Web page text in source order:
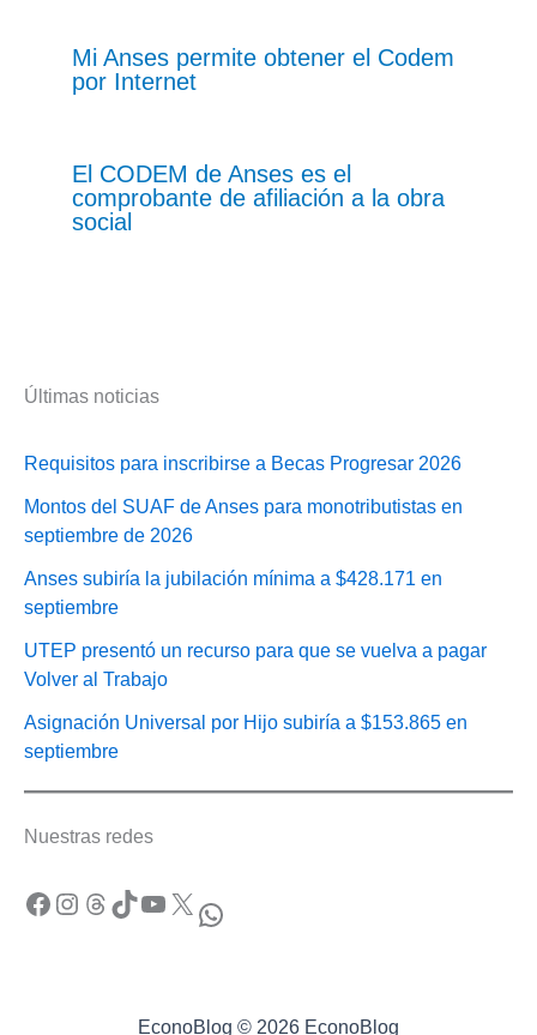
Mi Anses permite obtener el Codem
por Internet
El CODEM de Anses es el
comprobante de afiliación a la obra
social
Últimas noticias
Requisitos para inscribirse a Becas Progresar 2026
Montos del SUAF de Anses para monotributistas en
septiembre de 2026
Anses subiría la jubilación mínima a $428.171 en
septiembre
UTEP presentó un recurso para que se vuelva a pagar
Volver al Trabajo
Asignación Universal por Hijo subiría a $153.865 en
septiembre
Nuestras redes
Facebook Instagram Threads TikTok YouTube X WhatsApp
EconoBlog © 2026 EconoBlog